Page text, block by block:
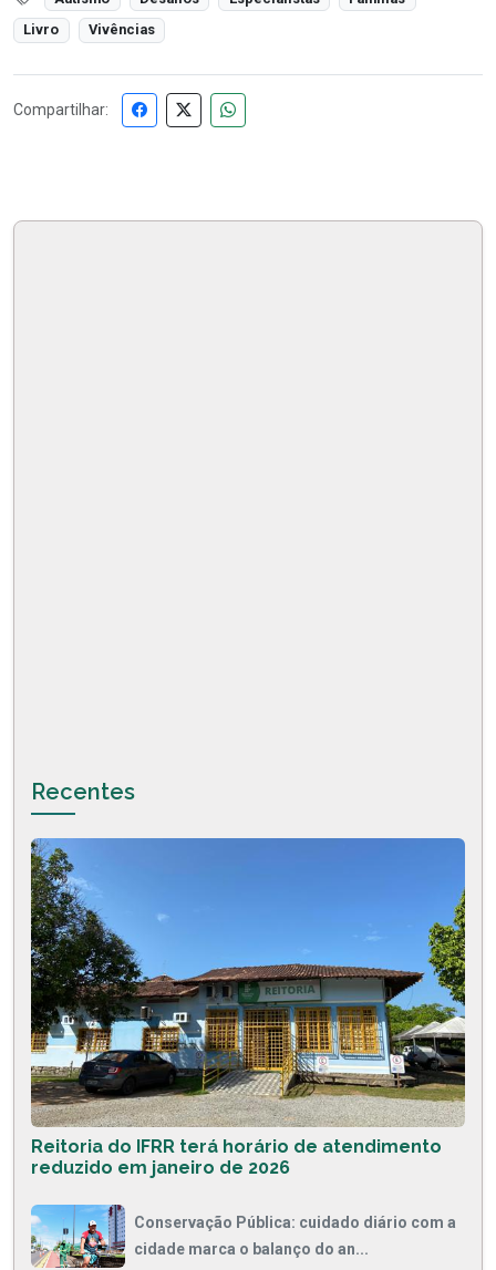
Livro
Vivências
Compartilhar:
Recentes
Reitoria do IFRR terá horário de atendimento
reduzido em janeiro de 2026
Conservação Pública: cuidado diário com a
cidade marca o balanço do an...